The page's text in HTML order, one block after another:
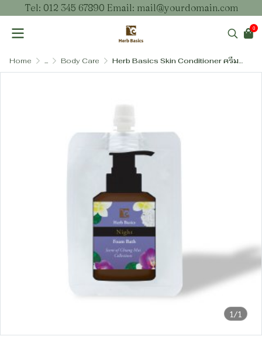
Tel: 012 345 67890 Email: mail@yourdomain.com
0
Home ... Body Care Herb Basics Skin Conditioner ครีมบำรุงผิวสูตรชุ่มชื้นล้ำลึก ผสมเชียบัตเตอร์และโซเดียม พีซีเอ
1/1